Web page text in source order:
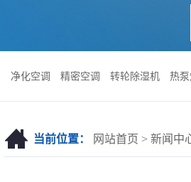
净化空调 精密空调 转轮除湿机 热
当前位置： 网站首页 > 新闻中